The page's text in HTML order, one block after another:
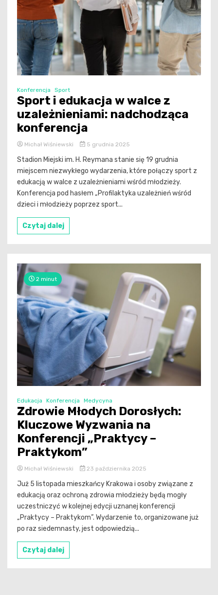
Konferencja Sport
Sport i edukacja w walce z
uzależnieniami: nadchodząca
konferencja
Michał Wiśniewski 5 grudnia 2025
Stadion Miejski im. H. Reymana stanie się 19 grudnia
miejscem niezwykłego wydarzenia, które połączy sport z
edukacją w walce z uzależnieniami wśród młodzieży.
Konferencja pod hasłem „Profilaktyka uzależnień wśród
dzieci i młodzieży poprzez sport...
Czytaj dalej
2 minut
Edukacja Konferencja Medycyna
Zdrowie Młodych Dorosłych:
Kluczowe Wyzwania na
Konferencji „Praktycy –
Praktykom”
Michał Wiśniewski 23 października 2025
Już 5 listopada mieszkańcy Krakowa i osoby związane z
edukacją oraz ochroną zdrowia młodzieży będą mogły
uczestniczyć w kolejnej edycji uznanej konferencji
„Praktycy – Praktykom”. Wydarzenie to, organizowane już
po raz siedemnasty, jest odpowiedzią...
Czytaj dalej